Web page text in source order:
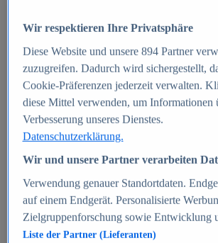
Zum Report
E-commerce
Beliebte Statistiken
Aktuelle Statistiken
E-Commerce - Entwicklung des
Deutschland 1999-2025
Umsatz von Amazon in
2010-2025
B2C-E-Commerce: Top-50 Online
Deutschland 2024
Marktanteile von Online-
Deutschland 2024
Umsatzstarke Warengruppen im
Deutschland 2023-2025
Wir respektieren Ihre Privatsphäre
Diese Website und unsere 894Partner
zuzugreifen. Dadurch wird sichergestellt,
Cookie-Präferenzen jederzeit verwalten.
diese Mittel verwenden, um Informationen
Verbesserung unseres Dienstes.
Datenschutzerklärung.
Wir und unsere Partner verarbeiten
Verwendung genauer Standortdaten.
auf einem Endgerät. Personalisierte
Zielgruppenforschung sowie Entwicklung
Liste der Partner (Lieferanten)